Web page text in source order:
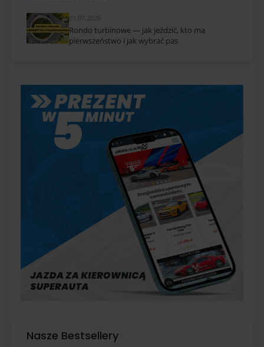
01.07.2026
Rondo turbinowe — jak jeździć, kto ma
pierwszeństwo i jak wybrać pas
Nasze Bestsellery